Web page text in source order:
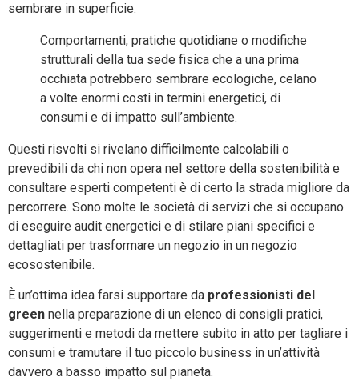
sembrare in superficie.
Comportamenti, pratiche quotidiane o modifiche
strutturali della tua sede fisica che a una prima
occhiata potrebbero sembrare ecologiche, celano
a volte enormi costi in termini energetici, di
consumi e di impatto sull’ambiente.
Questi risvolti si rivelano difficilmente calcolabili o
prevedibili da chi non opera nel settore della sostenibilità e
consultare esperti competenti è di certo la strada migliore da
percorrere. Sono molte le società di servizi che si occupano
di eseguire audit energetici e di stilare piani specifici e
dettagliati per trasformare un negozio in un negozio
ecosostenibile.
È un’ottima idea farsi supportare da professionisti del
green nella preparazione di un elenco di consigli pratici,
suggerimenti e metodi da mettere subito in atto per tagliare i
consumi e tramutare il tuo piccolo business in un’attività
davvero a basso impatto sul pianeta.